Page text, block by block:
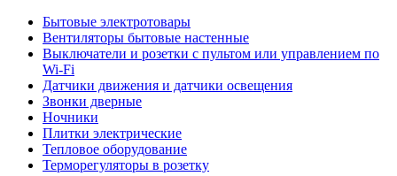
Бытовые электротовары
Вентиляторы бытовые настенные
Выключатели и розетки с пультом или управлением по
Wi-Fi
Датчики движения и датчики освещения
Звонки дверные
Ночники
Плитки электрические
Тепловое оборудование
Терморегуляторы в розетку